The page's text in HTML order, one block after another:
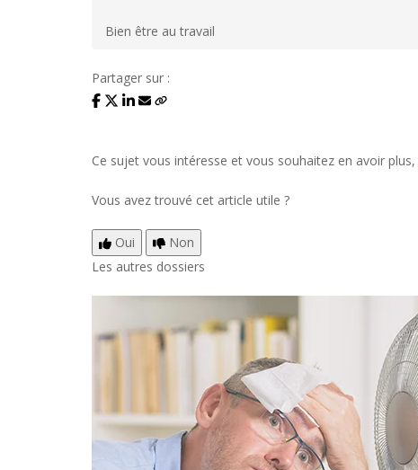
Bien être au travail
Partager sur :
Ce sujet vous intéresse et vous souhaitez en avoir plus,
Vous avez trouvé cet article utile ?
Oui
Non
Les autres dossiers